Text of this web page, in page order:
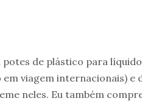
de plástico para
viagem internacionais) e
neles. Eu também